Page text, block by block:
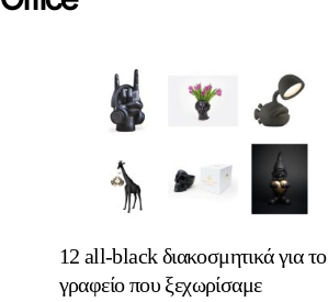
12 all-black διακοσμητικά για το
γραφείο που ξεχωρίσαμε